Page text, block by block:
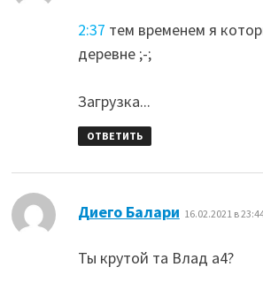
2:37 тем временем я
деревне ;-;
Загрузка...
ОТВЕТИТЬ
Диего Балари 16.02.2021 в
Ты крутой та Влад а4?